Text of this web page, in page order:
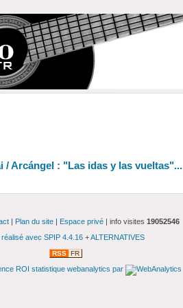
/ Arcángel : "Las idas y las vueltas"...
| Plan du site| Espace privé| info visites 19052546
réalisé avec SPIP 4.4.16 +ALTERNATIVES
RSS FR
ROI statistique webanalytics par